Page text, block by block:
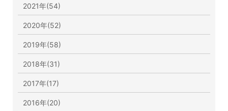
2021年(54)
2020年(52)
2019年(58)
2018年(31)
2017年(17)
2016年(20)